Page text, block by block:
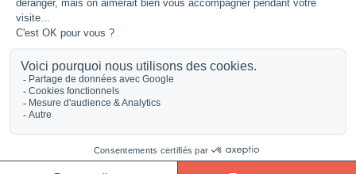
Twitter
Facebook
Montpellier. Siret : 394 264 709 00020. R.C.S. Montpellier.